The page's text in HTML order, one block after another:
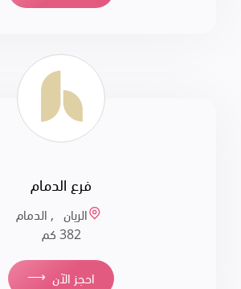
فرع الدمام
الريان , الدمام
382 كم
⟶ احجز الآن